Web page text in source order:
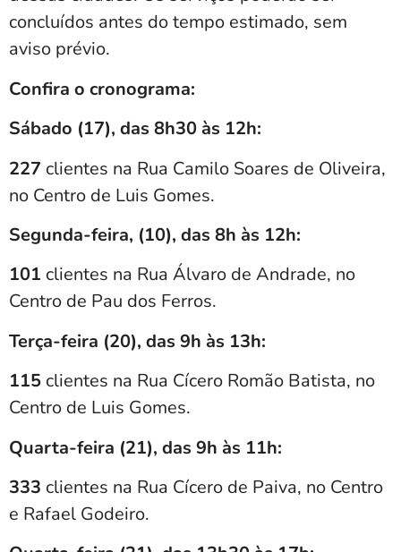
concluídos antes do tempo estimado, sem
aviso prévio.
Confira o cronograma:
Sábado (17), das 8h30 às 12h:
227 clientes na Rua Camilo Soares de Oliveira,
no Centro de Luis Gomes.
Segunda-feira, (10), das 8h às 12h:
101 clientes na Rua Álvaro de Andrade, no
Centro de Pau dos Ferros.
Terça-feira (20), das 9h às 13h:
115 clientes na Rua Cícero Romão Batista, no
Centro de Luis Gomes.
Quarta-feira (21), das 9h às 11h:
333 clientes na Rua Cícero de Paiva, no Centro
e Rafael Godeiro.